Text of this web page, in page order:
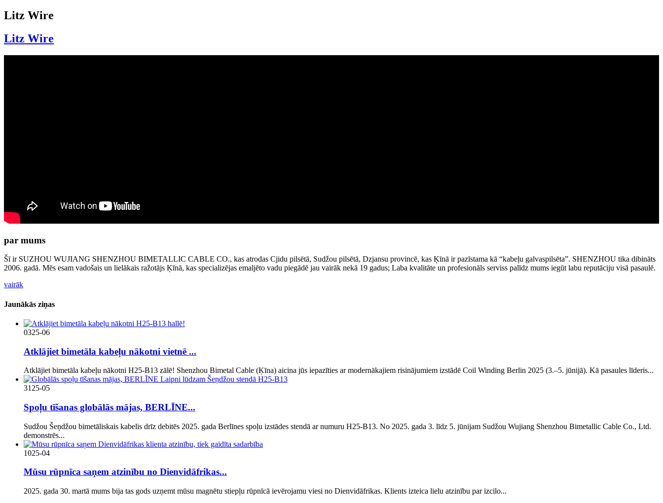
Litz Wire
Litz Wire
par mums
Šī ir SUZHOU WUJIANG SHENZHOU BIMETALLIC CABLE CO., kas atrodas Cjidu pilsētā, Sudžou pilsētā, Dzjansu provincē, kas Ķīnā ir pazīstama kā “kabeļu galvaspilsēta”. SHENZHOU tika dibināts
2006. gadā. Mēs esam vadošais un lielākais ražotājs Ķīnā, kas specializējas emaljēto vadu piegādē jau vairāk nekā 19 gadus; Laba kvalitāte un profesionāls serviss palīdz mums iegūt labu reputāciju visā pasaulē.
vairāk
Jaunākās ziņas
0325-06
Atklājiet bimetāla kabeļu nākotni vietnē ...
Atklājiet bimetāla kabeļu nākotni H25-B13 zālē! Shenzhou Bimetal Cable (Ķīna) aicina jūs iepazīties ar modernākajiem risinājumiem izstādē Coil Winding Berlin 2025 (3.–5. jūnijā). Kā pasaules līderis...
31 25-05
Spoļu tīšanas globālās mājas, BERLĪNE...
Sudžou Šeņdžou bimetāliskais kabelis drīz debitēs 2025. gada Berlīnes spoļu izstādes stendā ar numuru H25-B13. No 2025. gada 3. līdz 5. jūnijam Sudžou Wujiang Shenzhou Bimetallic Cable Co., Ltd.
demonstrēs...
1025-04
Mūsu rūpnīca saņem atzinību no Dienvidāfrikas...
2025. gada 30. martā mums bija tas gods uzņemt mūsu magnētu stiepļu rūpnīcā ievērojamu viesi no Dienvidāfrikas. Klients izteica lielu atzinību par izcilo...